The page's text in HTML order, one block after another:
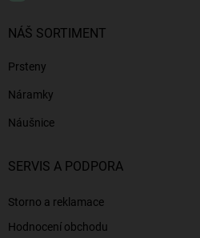
NÁŠ SORTIMENT
Prsteny
Náramky
Náušnice
SERVIS A PODPORA
Storno a reklamace
Hodnocení obchodu